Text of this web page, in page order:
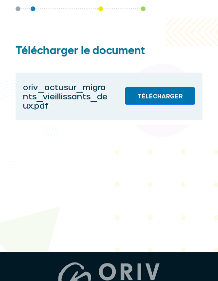
Télécharger le document
oriv_actusur_migra
nts_vieillissants_de
ux.pdf
TÉLÉCHARGER